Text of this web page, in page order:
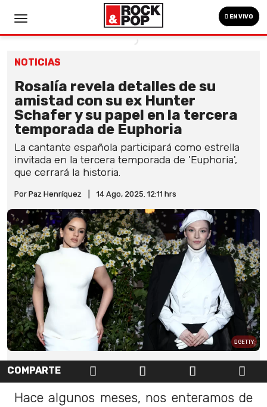
EN VIVO
NOTICIAS
Rosalía revela detalles de su
amistad con su ex Hunter
Schafer y su papel en la tercera
temporada de Euphoria
La cantante española participará como estrella
invitada en la tercera temporada de 'Euphoria',
que cerrará la historia.
Por Paz Henríquez 14 Ago, 2025. 12:11 hrs
GETTY
COMPARTE
Hace algunos meses, nos enteramos de